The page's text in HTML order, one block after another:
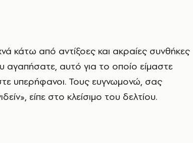
κάτω από αντίξοες και ακραίες συνθήκες
αγαπήσατε, αυτό για το οποίο είμαστε
υπερήφανοι. Τους ευγνωμονώ, σας
είπε στο κλείσιμο του δελτίου.